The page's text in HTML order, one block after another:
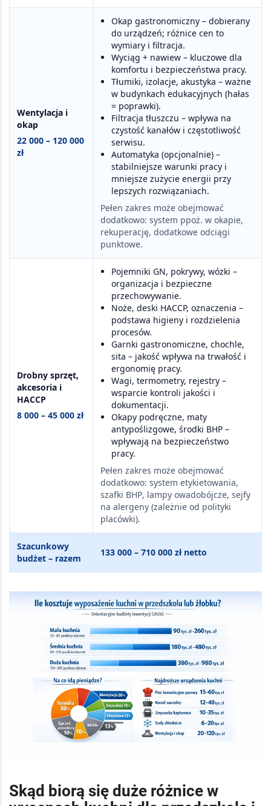
Wentylacja i
okap
22 000 – 120 000
zł
Okap gastronomiczny – dobierany
do urządzeń; różnice cen to
wymiary i filtracja.
Wyciąg + nawiew – kluczowe dla
komfortu i bezpieczeństwa pracy.
Tłumiki, izolacje, akustyka – ważne
w budynkach edukacyjnych (hałas
= poprawki).
Filtracja tłuszczu – wpływa na
czystość kanałów i częstotliwość
serwisu.
Automatyka (opcjonalnie) –
stabilniejsze warunki pracy i
mniejsze zużycie energii przy
lepszych rozwiązaniach.
Pełen zakres może obejmować
dodatkowo: system ppoż. w okapie,
rekuperację, dodatkowe odciągi
punktowe.
Drobny sprzęt,
akcesoria i
HACCP
8 000 – 45 000 zł
Pojemniki GN, pokrywy, wózki –
organizacja i bezpieczne
przechowywanie.
Noże, deski HACCP, oznaczenia –
podstawa higieny i rozdzielenia
procesów.
Garnki gastronomiczne, chochle,
sita – jakość wpływa na trwałość i
ergonomię pracy.
Wagi, termometry, rejestry –
wsparcie kontroli jakości i
dokumentacji.
Okapy podręczne, maty
antypoślizgowe, środki BHP –
wpływają na bezpieczeństwo
pracy.
Pełen zakres może obejmować
dodatkowo: system etykietowania,
szafki BHP, lampy owadobójcze, sejfy
na alergeny (zależnie od polityki
placówki).
Szacunkowy
budżet – razem
133 000 – 710 000 zł netto
Skąd biorą się duże różnice w